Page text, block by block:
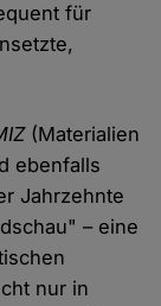
für
(Materialien
ebenfalls
Jahrzehnte
– eine
nur in